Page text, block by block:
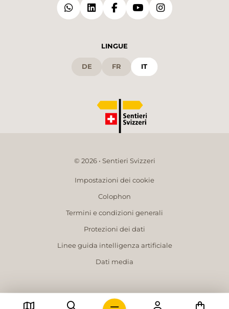
LINGUE
DE FR IT
© 2026 • Sentieri Svizzeri
Impostazioni dei cookie
Colophon
Termini e condizioni generali
Protezioni dei dati
Linee guida intelligenza artificiale
Dati media